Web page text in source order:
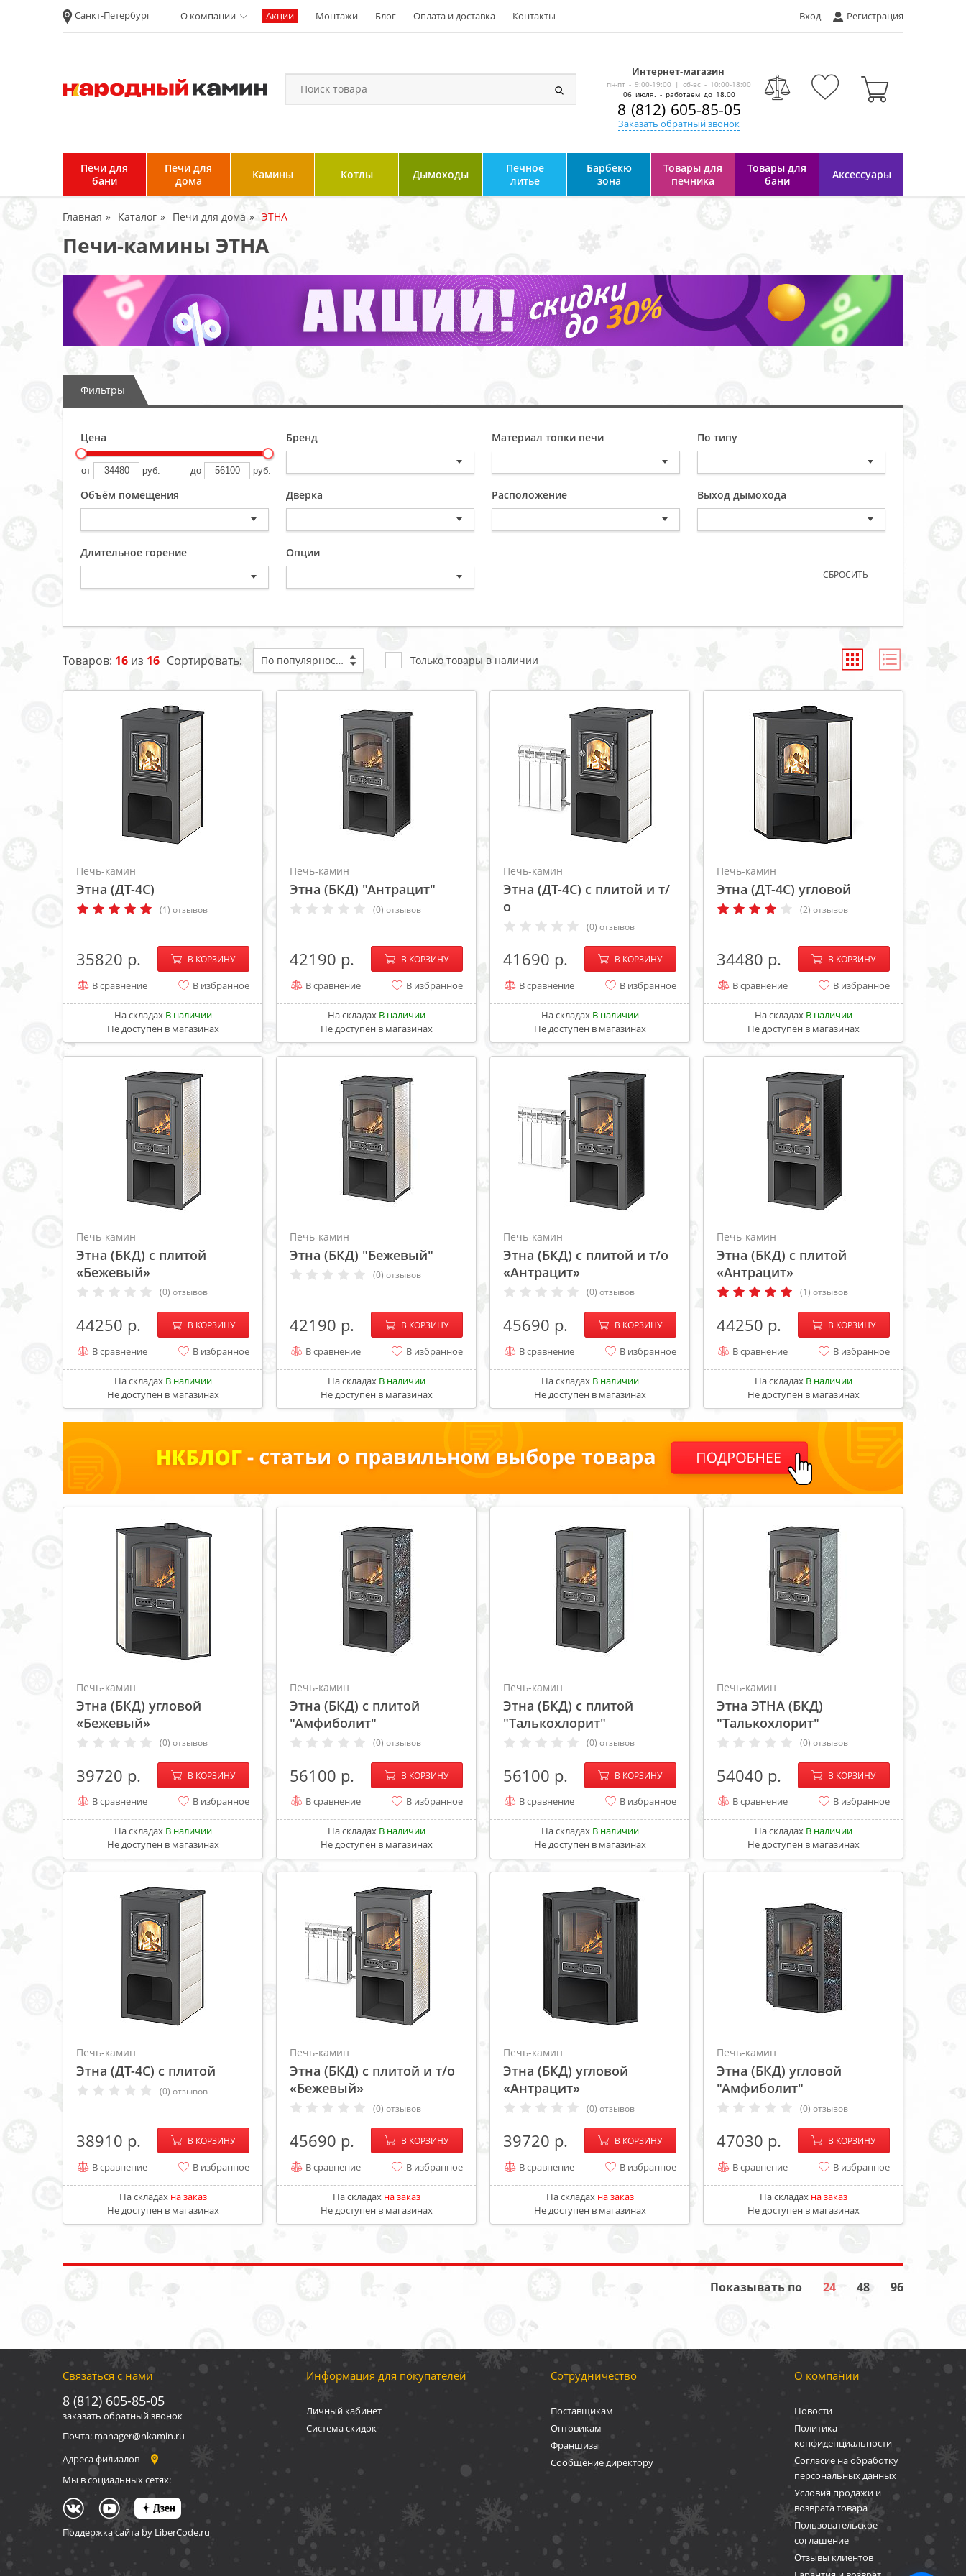
Санкт-Петербург О компании
обработку
персональных
данных
Условия продажи и
возврата товара
Пользовательское
соглашение
Гарантия и возврат
Акции Монтажи Блог Оплата и доставка Контакты Вход Регистрация
Интернет-магазин
-
пн-пт - 9:00-19:00 | сб-вс - 10:00-18:00
06 июля. - работаем до 18.00
8 (812) 605-85-05
Заказать обратный звонок
Печи для
бани
Печи для
дома
Камины Котлы Дымоходы
Печное
литье
Барбекю
зона
Товары для
печника
Товары для
бани
Аксессуары
Главная Каталог Печи для дома ЭТНА
Печи-камины ЭТНА
Фильтры
Цена
от руб. до руб.
Бренд Материал топки печи По типу
Объём помещения Дверка Расположение Выход дымохода
Длительное горение Опции
СБРОСИТЬ
Товаров: 16 из 16 Сортировать: По популярности Только товары в наличии
Печь-камин
Этна (ДТ-4С)
(1) отзывов
35820 − +
В КОРЗИНУ
В сравнение В избранное
На складах В наличии
Не доступен в магазинах
Печь-камин
Этна (БКД) "Антрацит"
(0) отзывов
42190 − +
В КОРЗИНУ
В сравнение В избранное
На складах В наличии
Не доступен в магазинах
Печь-камин
Этна (ДТ-4С) с плитой и т/
о
(0) отзывов
41690 − +
В КОРЗИНУ
В сравнение В избранное
На складах В наличии
Не доступен в магазинах
Печь-камин
Этна (ДТ-4С) угловой
(2) отзывов
34480 − +
В КОРЗИНУ
В сравнение В избранное
На складах В наличии
Не доступен в магазинах
Печь-камин
Этна (БКД) с плитой
«Бежевый»
(0) отзывов
44250 − +
В КОРЗИНУ
В сравнение В избранное
На складах В наличии
Не доступен в магазинах
Печь-камин
Этна (БКД) "Бежевый"
(0) отзывов
42190 − +
В КОРЗИНУ
В сравнение В избранное
На складах В наличии
Не доступен в магазинах
Печь-камин
Этна (БКД) с плитой и т/о
«Антрацит»
(0) отзывов
45690 − +
В КОРЗИНУ
В сравнение В избранное
На складах В наличии
Не доступен в магазинах
Печь-камин
Этна (БКД) с плитой
«Антрацит»
(1) отзывов
44250 − +
В КОРЗИНУ
В сравнение В избранное
На складах В наличии
Не доступен в магазинах
Печь-камин
Этна (БКД) угловой
«Бежевый»
(0) отзывов
39720 − +
В КОРЗИНУ
В сравнение В избранное
На складах В наличии
Не доступен в магазинах
Печь-камин
Этна (БКД) с плитой
"Амфиболит"
(0) отзывов
56100 − +
В КОРЗИНУ
В сравнение В избранное
На складах В наличии
Не доступен в магазинах
Печь-камин
Этна (БКД) с плитой
"Талькохлорит"
(0) отзывов
56100 − +
В КОРЗИНУ
В сравнение В избранное
На складах В наличии
Не доступен в магазинах
Печь-камин
Этна ЭТНА (БКД)
"Талькохлорит"
(0) отзывов
54040 − +
В КОРЗИНУ
В сравнение В избранное
На складах В наличии
Не доступен в магазинах
Печь-камин
Этна (ДТ-4С) с плитой
(0) отзывов
38910 − +
В КОРЗИНУ
В сравнение В избранное
На складах на заказ
Не доступен в магазинах
Печь-камин
Этна (БКД) с плитой и т/о
«Бежевый»
(0) отзывов
45690 − +
В КОРЗИНУ
В сравнение В избранное
На складах на заказ
Не доступен в магазинах
Печь-камин
Этна (БКД) угловой
«Антрацит»
(0) отзывов
39720 − +
В КОРЗИНУ
В сравнение В избранное
На складах на заказ
Не доступен в магазинах
Печь-камин
Этна (БКД) угловой
"Амфиболит"
(0) отзывов
47030 − +
В КОРЗИНУ
В сравнение В избранное
На складах на заказ
Не доступен в магазинах
Показывать по 24 48 96
Связаться с нами
8 (812) 605-85-05
заказать обратный звонок
Почта: manager@nkamin.ru
Адреса филиалов
Мы в социальных сетях:
Поддержка сайта by LiberCode.ru
Информация для покупателей
Личный кабинет
Система скидок
Сотрудничество
Поставщикам
Оптовикам
Франшиза
Сообщение директору
О компании
Новости
Политика
конфиденциальности
Согласие на обработку
персональных данных
Условия продажи и
возврата товара
Пользовательское
соглашение
Отзывы клиентов